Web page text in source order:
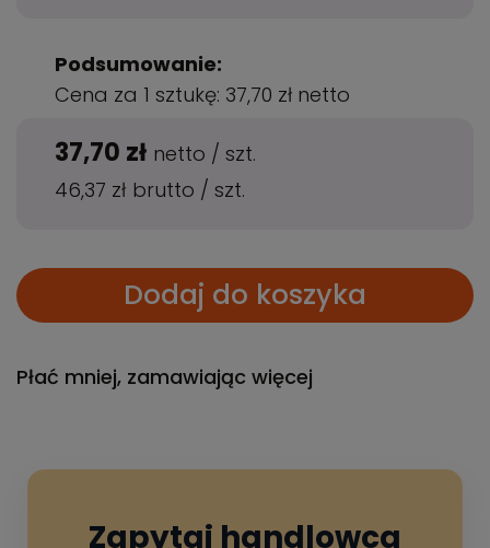
Podsumowanie:
Cena za 1 sztukę: 37,70 zł netto
37,70 zł netto / szt.
46,37 zł brutto / szt.
Dodaj do koszyka
Płać mniej, zamawiając więcej
Zapytaj handlowca